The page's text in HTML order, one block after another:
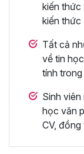
kiến thức
kiến thức
Tất cả
về tin
tính
Sinh
học văn
CV, đồng